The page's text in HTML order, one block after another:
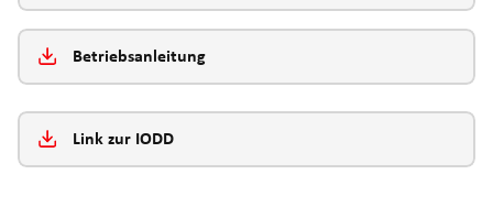
Betriebsanleitung
Link zur IODD